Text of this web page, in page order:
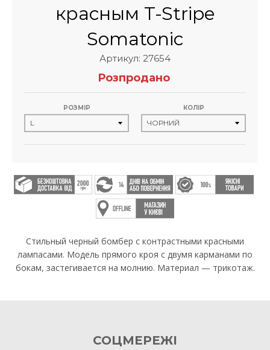
красным T-Stripe
Somatonic
Артикул: 27654
Розпродано
РОЗМІР КОЛІР
Стильный черный бомбер с контрастными красными
лампасами. Модель прямого кроя с двумя карманами по
бокам, застегивается на молнию. Материал — трикотаж.
СОЦМЕРЕЖІ